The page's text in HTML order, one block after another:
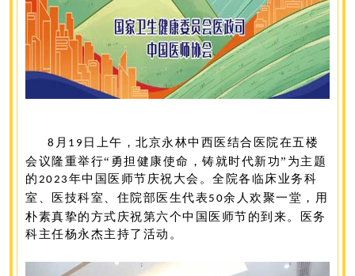
8 月 19 日上午，北京永林中西医结合医院在五楼
会议隆重举行“ 勇担健康使命，铸就时代新功”为主题
的 2023 年中国医师节庆祝大会。全院各临床业务科
室、医技科室、住院部医生代表50余人欢聚一堂，用
朴素真挚的方式庆祝第六个中国医师节的到来。医务
科主任杨永杰主持了活动。